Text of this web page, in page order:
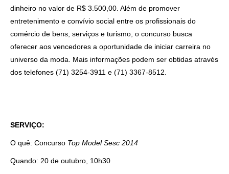
dinheiro no valor de R$ 3.500,00. Além de promover
entretenimento e convívio social entre os profissionais do
comércio de bens, serviços e turismo, o concurso busca
oferecer aos vencedores a oportunidade de iniciar carreira no
universo da moda. Mais informações podem ser obtidas através
dos telefones (71) 3254-3911 e (71) 3367-8512.
SERVIÇO:
O quê: Concurso Top Model Sesc 2014
Quando: 20 de outubro, 10h30